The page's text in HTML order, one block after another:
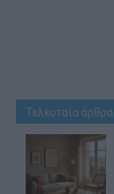
Τελευταία άρθρα